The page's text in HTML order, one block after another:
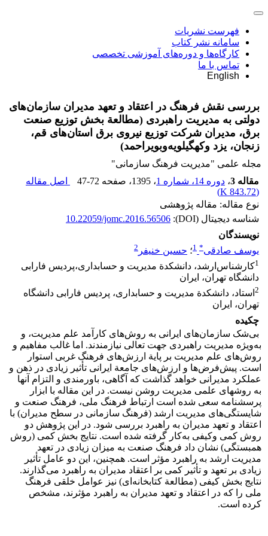
فهرست نشریات
سامانه نشر کتاب
کارگاه‌ها و دوره‌های آموزشی تخصصی
تماس با ما
English
بررسی نقش فرهنگ در اعتقاد و تعهد مدیران سازمان‌های
دولتی به مدیریت راهبردی (مطالعة بخش توزیع صنعت
برق، مدیران شرکت توزیع نیروی برق استان‌های قم،
زنجان، یزد وکهگیلویه‌وبویراحمد)
مجله علمی "مدیریت فرهنگ سازمانی"
مقاله 3
، دوره 14، شماره 1 ، 1395 ، صفحه 47-72
اصل مقاله
(
843.72 K
)
نوع مقاله: مقاله پژوهشی
شناسه دیجیتال (DOI):
10.22059/jomc.2016.56506
نویسندگان
یوسف صادقی*
1؛ حسین خنیفر 2
1کارشناس‌ارشد، دانشکدة مدیریت و حسابداری،پردیس فارابی
دانشگاه تهران، ایران
2 استاد، دانشکدة مدیریت و حسابداری، پردیس فارابی دانشگاه
تهران، ایران
چکیده
بی‌شک سازمان‌های ایرانی به روش‌های کارآمد علم مدیریت، و
به‌ویژه مدیریت راهبردی جهت تعالی نیازمندند. اما غالب مفاهیم و
روش‌های علم مدیریت بر پایة ارزش‌های فرهنگ غربی استوار
است. پیش‌فرض‌ها و ارزش‌های جامعة ایرانی تأثیر زیادی در ذهن و
عملکرد مدیرانی خواهد گذاشت که آگاهی، باورمندی و التزام آن­ها
به روش­های علمی مدیریت روشن نیست. در این مقاله با ابزار
پرسشنامه سعی شده است ارتباط فرهنگ ملی، فرهنگ صنعت و
شایستگی‌های مدیریت ارشد (فرهنگ سازمانی در سطح مدیران) با
اعتقاد و تعهد مدیران به راهبرد بررسی شود. در این پژوهش دو
روش کمی وکیفی به‌کار گرفته شده است. نتایج بخش کمی (روش
همبستگی) نشان داد فرهنگ صنعت به میزان زیادی در تعهد
مدیریت ارشد به راهبرد مؤثر است. همچنین، این دو عامل تأثیر
زیادی بر تعهد و تأثیر کمی بر اعتقاد مدیران به راهبرد می‌گذارند.
نتایج بخش کیفی (مطالعة کتابخانه‌ای) نیز عوامل خلقی فرهنگ
ملی را که در اعتقاد و تعهد مدیران به راهبرد مؤثرند، مشخص
کرده است.